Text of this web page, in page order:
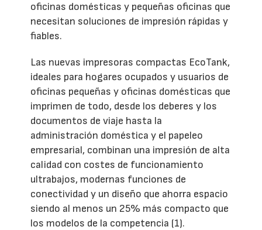
oficinas domésticas y pequeñas oficinas que
necesitan soluciones de impresión rápidas y
fiables.
Las nuevas impresoras compactas EcoTank,
ideales para hogares ocupados y usuarios de
oficinas pequeñas y oficinas domésticas que
imprimen de todo, desde los deberes y los
documentos de viaje hasta la
administración doméstica y el papeleo
empresarial, combinan una impresión de alta
calidad con costes de funcionamiento
ultrabajos, modernas funciones de
conectividad y un diseño que ahorra espacio
siendo al menos un 25% más compacto que
los modelos de la competencia (1).